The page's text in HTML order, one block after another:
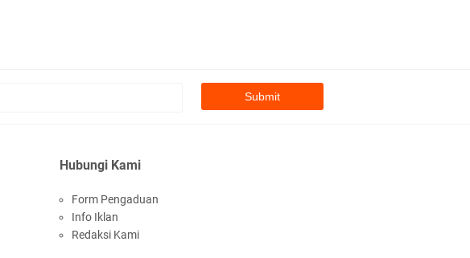
Bismillaah semoga pembuat artikel Alloh
Fauzi Cihuyy
subhanallah
Hubungi Kami
Form Pengaduan
Info Iklan
Redaksi Kami